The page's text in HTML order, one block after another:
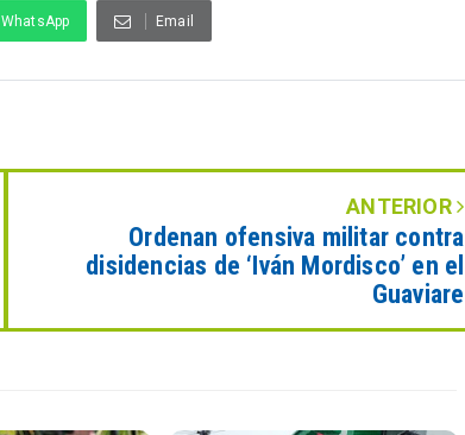
WhatsApp Email
ANTERIOR
Ordenan ofensiva militar contra
disidencias de ‘Iván Mordisco’ en el
Guaviare